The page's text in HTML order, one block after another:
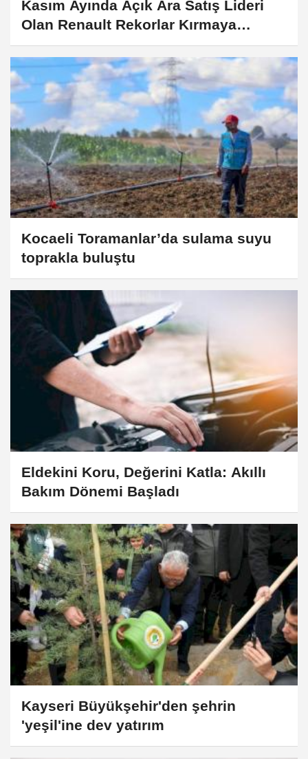
Kasım Ayında Açık Ara Satış Lideri
Olan Renault Rekorlar Kırmaya
Devam Ediyor
Kocaeli Toramanlar’da sulama suyu
toprakla buluştu
Eldekini Koru, Değerini Katla: Akıllı
Bakım Dönemi Başladı
Kayseri Büyükşehir'den şehrin
'yeşil'ine dev yatırım